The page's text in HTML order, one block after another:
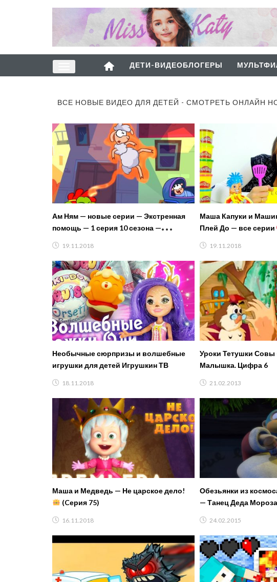
ДЕТИ-ВИДЕОБЛОГЕРЫ
ВСЕ НОВЫЕ ВИДЕО ДЛЯ ДЕТЕЙ - СМОТРЕТЬ ОНЛАЙН
Ам Ням — новые серии — Экстренная
помощь — 1 серия 10 сезона —
19.11.2018
Маша Капуки и
Плей До — все серии
19.11.2018
Необычные сюрпризы и волшебные
игрушки для детей Игрушкин ТВ
18.11.2018
Уроки Тетушки
Малышка. Цифра 6
21.02.2013
Маша и Медведь — Не царское дело!
(Cерия 75)
16.11.2018
Обезьянки из
— Танец Деда
24.02.2015